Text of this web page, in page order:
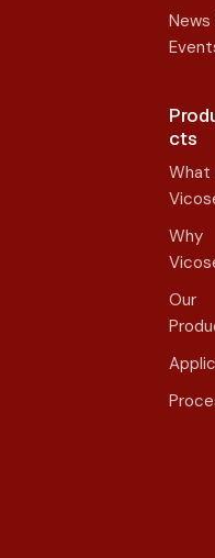
News
cts
What
Why
Our